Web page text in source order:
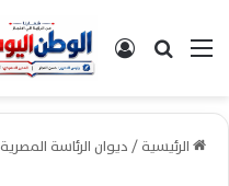
القائمةبحث عن تسجيل الدخول
الرئيسية/ديوان الرئاسة المصرية